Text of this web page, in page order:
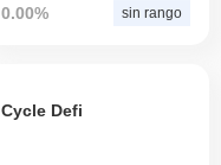
0.00% sin rango
Cycle Defi